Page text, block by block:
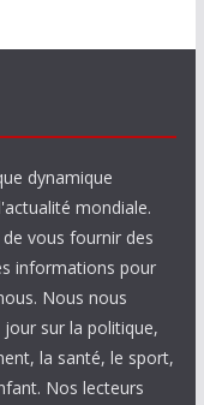
dynamique
mondiale.
vous fournir des
informations pour
Nous nous
sur la politique,
la santé, le sport,
Nos lecteurs